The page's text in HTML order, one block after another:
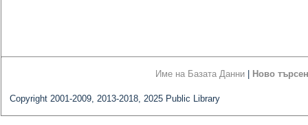
Име на Базата Данни Ново
Copyright 2001-2009, 2013-2018, 2025 Public Library